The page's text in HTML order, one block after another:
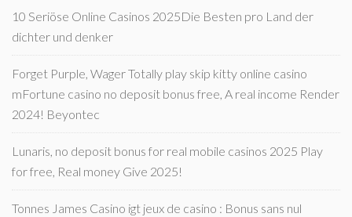
10 Seriöse Online Casinos 2025Die Besten pro Land der
dichter und denker
Forget Purple, Wager Totally play skip kitty online casino
mFortune casino no deposit bonus free, A real income Render
2024! Beyontec
Lunaris, no deposit bonus for real mobile casinos 2025 Play
for free, Real money Give 2025!
Tonnes James Casino igt jeux de casino : Bonus sans nul